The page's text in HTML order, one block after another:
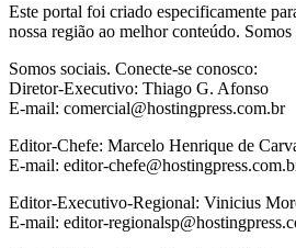
Este portal foi criado especificamente
nossa região ao melhor conteúdo.
Somos sociais. Conecte-se conosco:
Diretor-Executivo: Thiago G. Afonso
E-mail: comercial@hostingpress.com.br
Editor-Chefe: Marcelo Henrique de
E-mail: editor-
Editor-Executivo-Regional: Vinicius
E-mail: editor-